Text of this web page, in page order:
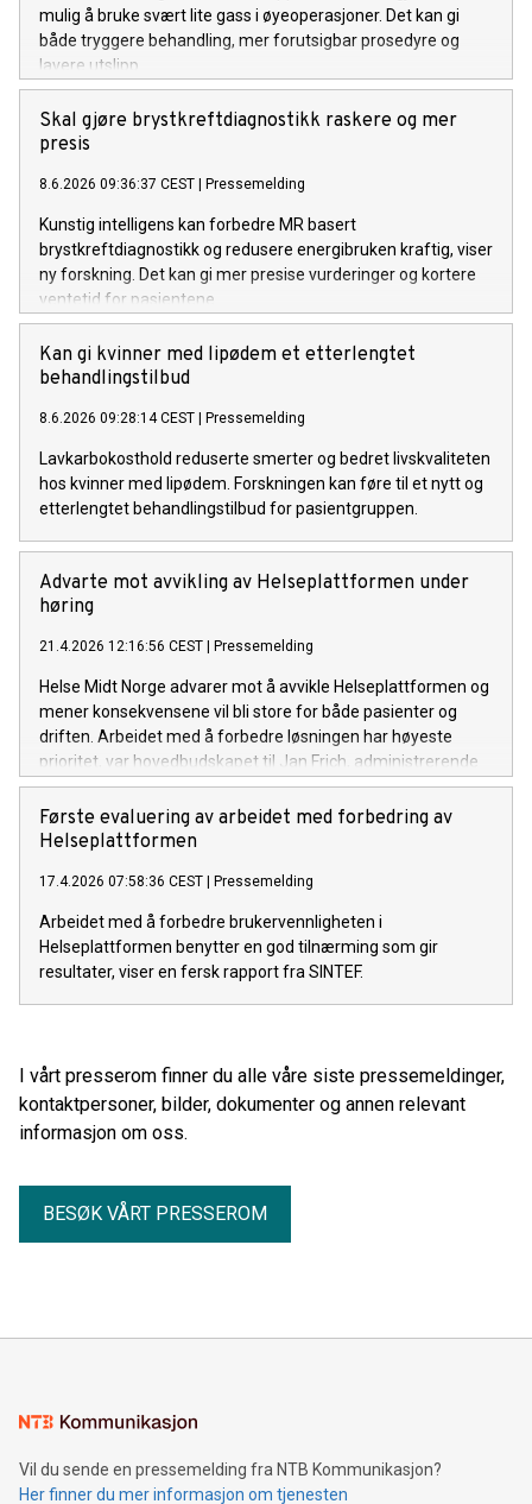
mulig å bruke svært lite gass i øyeoperasjoner. Det kan gi
både tryggere behandling, mer forutsigbar prosedyre og
lavere utslipp.
Skal gjøre brystkreftdiagnostikk raskere og mer
presis
8.6.2026 09:36:37 CEST | Pressemelding
Kunstig intelligens kan forbedre MR basert
brystkreftdiagnostikk og redusere energibruken kraftig, viser
ny forskning. Det kan gi mer presise vurderinger og kortere
ventetid for pasientene.
Kan gi kvinner med lipødem et etterlengtet
behandlingstilbud
8.6.2026 09:28:14 CEST | Pressemelding
Lavkarbokosthold reduserte smerter og bedret livskvaliteten
hos kvinner med lipødem. Forskningen kan føre til et nytt og
etterlengtet behandlingstilbud for pasientgruppen.
Advarte mot avvikling av Helseplattformen under
høring
21.4.2026 12:16:56 CEST | Pressemelding
Helse Midt Norge advarer mot å avvikle Helseplattformen og
mener konsekvensene vil bli store for både pasienter og
driften. Arbeidet med å forbedre løsningen har høyeste
prioritet, var hovedbudskapet til Jan Frich, administrerende
direktør i Helse Midt-Norge RHF under dagens høring i
Stortinget.
Første evaluering av arbeidet med forbedring av
Helseplattformen
17.4.2026 07:58:36 CEST | Pressemelding
Arbeidet med å forbedre brukervennligheten i
Helseplattformen benytter en god tilnærming som gir
resultater, viser en fersk rapport fra SINTEF.
I vårt presserom finner du alle våre siste pressemeldinger,
kontaktpersoner, bilder, dokumenter og annen relevant
informasjon om oss.
BESØK VÅRT PRESSEROM
Vil du sende en pressemelding fra NTB Kommunikasjon?
Her finner du mer informasjon om tjenesten